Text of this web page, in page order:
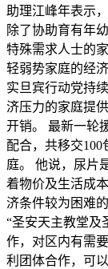
助理江峰年表示
除了协助育有年
特殊需求人士的
轻弱势家庭的经
实旦宾行动党持
济压力的家庭提
开销。 最新一轮
配合，共移交
庭。 他说，尿片
着物价及生活成
济条件较为困难
“圣安天主教堂及
作，对区内有需
利团体合作，可